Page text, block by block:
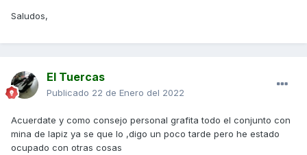
Saludos,
El Tuercas
Publicado 22 de Enero del 2022
Acuerdate y como consejo personal grafita todo el conjunto con
mina de lapiz ya se que lo ,digo un poco tarde pero he estado
ocupado con otras cosas